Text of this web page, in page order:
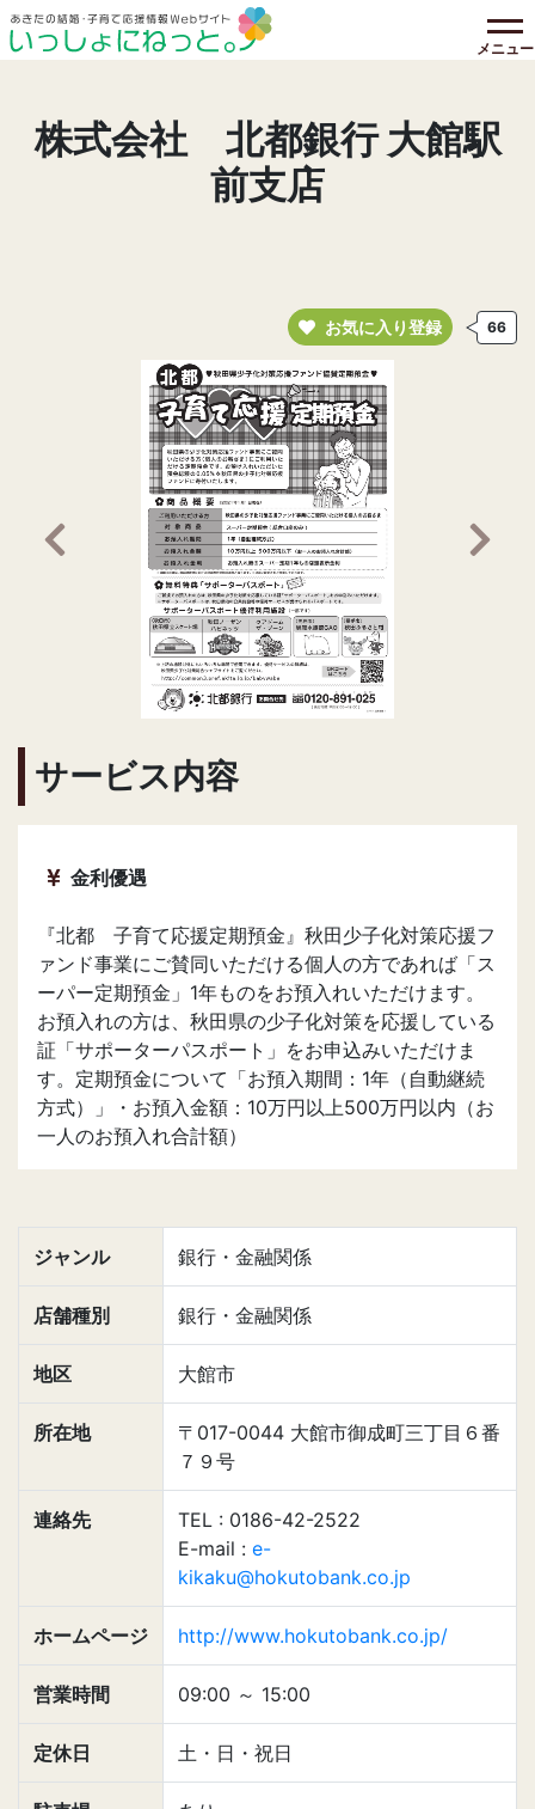
メニュー
株式会社 北都銀行 大館駅
前支店
お気に入り登録 66
前の画像へ 次の
サービス内容
金利優遇
『北都 子育て応援定期預金』秋田少子化対策応援フ
ァンド事業にご賛同いただける個人の方であれば「ス
ーパー定期預金」1年ものをお預入れいただけます。
お預入れの方は、秋田県の少子化対策を応援している
証「サポーターパスポート」をお申込みいただけま
す。定期預金について「お預入期間：1年（自動継続
方式）」・お預入金額：10万円以上500万円以内（お
一人のお預入れ合計額）
ジャンル 銀行・金融関係
店舗種別 銀行・金融関係
地区 大館市
所在地
〒017-0044 大館市御成町三丁目６番
７９号
連絡先
TEL : 0186-42-2522
E-mail : e-
kikaku@hokutobank.co.jp
ホームページ http://www.hokutobank.co.jp/
営業時間 09:00 ～ 15:00
定休日 土・日・祝日